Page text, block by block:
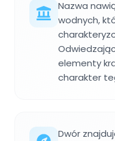
Nazwa
wodnych,
elementy
charakter
Dwór